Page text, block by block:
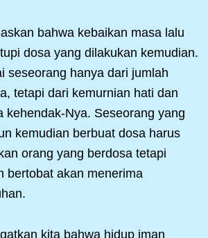
bahwa kebaikan masa lalu
dosa yang dilakukan kemudian.
seseorang hanya dari jumlah
tetapi dari kemurnian hati dan
kehendak-Nya. Seseorang yang
kemudian berbuat dosa harus
orang yang berdosa tetapi
bertobat akan menerima
kita bahwa hidup iman